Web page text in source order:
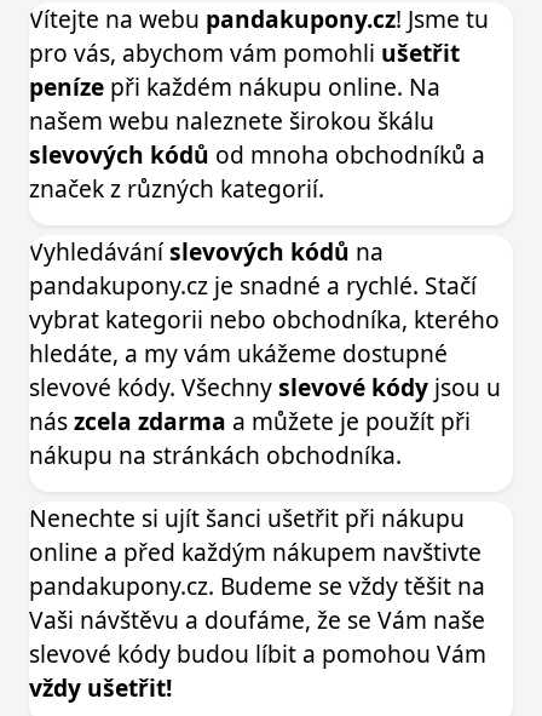
Vítejte na webu pandakupony.cz! Jsme tu
pro vás, abychom vám pomohli ušetřit
peníze při každém nákupu online. Na
našem webu naleznete širokou škálu
slevových kódů od mnoha obchodníků a
značek z různých kategorií.
Vyhledáváníslevových kódů na
pandakupony.cz je snadné a rychlé. Stačí
vybrat kategorii nebo obchodníka, kterého
hledáte, a my vám ukážeme dostupné
slevové kódy. Všechnyslevové kódy jsou u
nászcela zdarma a můžete je použít při
nákupu na stránkách obchodníka.
Nenechte si ujít šanci ušetřit při nákupu
online a před každým nákupem navštivte
pandakupony.cz. Budeme se vždy těšit na
Vaši návštěvu a doufáme, že se Vám naše
slevové kódy budou líbit a pomohou Vám
vždy ušetřit!